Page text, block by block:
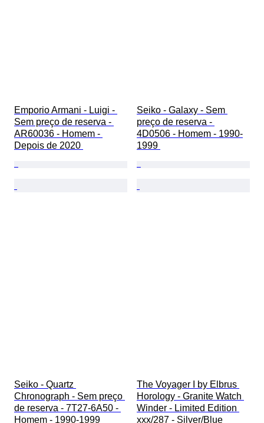
Emporio Armani - Luigi -
Sem preço de reserva -
AR60036 - Homem -
Depois de 2020
Seiko - Galaxy - Sem
preço de reserva -
4D0506 - Homem - 1990-
1999
Seiko - Quartz
Chronograph - Sem preço
de reserva - 7T27-6A50 -
Homem - 1990-1999
The Voyager I by Elbrus
Horology - Granite Watch
Winder - Limited Edition
xxx/287 - Silver/Blue